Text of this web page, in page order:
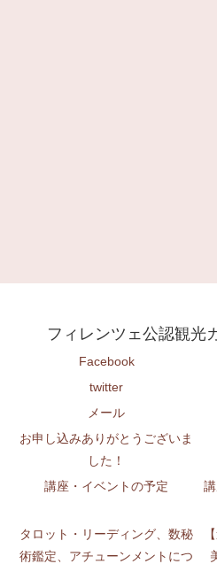
フィレンツェ公認観
Facebook
twitter
メール
お申し込みありがとうございま
した！
講座・イベントの予定
タロット・リーディング、数秘
術鑑定、アチューンメントにつ